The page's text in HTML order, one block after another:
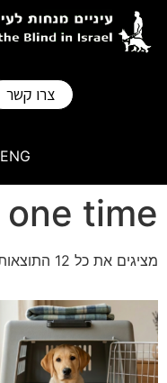
צרו קשר
ENG
one time
מציגים את כל ⁦12⁩ התוצאות